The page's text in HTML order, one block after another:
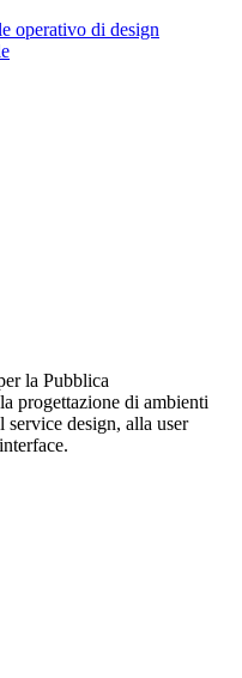
operativo di design
la Pubblica
progettazione di ambienti
design, alla user